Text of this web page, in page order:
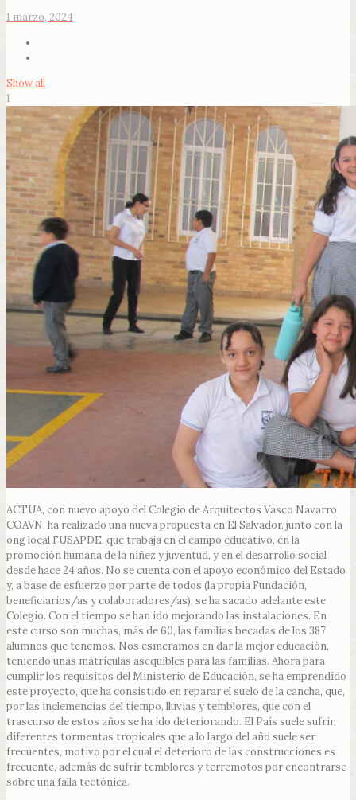
1 marzo, 2024
Show all
1
ACTUA, con nuevo apoyo del Colegio de Arquitectos Vasco Navarro
COAVN, ha realizado una nueva propuesta en El Salvador, junto con la
ong local FUSAPDE, que trabaja en el campo educativo, en la
promoción humana de la niñez y juventud, y en el desarrollo social
desde hace 24 años. No se cuenta con el apoyo económico del Estado
y, a base de esfuerzo por parte de todos (la propia Fundación,
beneficiarios/as y colaboradores/as), se ha sacado adelante este
Colegio. Con el tiempo se han ido mejorando las instalaciones. En
este curso son muchas, más de 60, las familias becadas de los 387
alumnos que tenemos. Nos esmeramos en dar la mejor educación,
teniendo unas matrículas asequibles para las familias. Ahora para
cumplir los requisitos del Ministerio de Educación, se ha emprendido
este proyecto, que ha consistido en reparar el suelo de la cancha, que,
por las inclemencias del tiempo, lluvias y temblores, que con el
trascurso de estos años se ha ido deteriorando. El País suele sufrir
diferentes tormentas tropicales que a lo largo del año suele ser
frecuentes, motivo por el cual el deterioro de las construcciones es
frecuente, además de sufrir temblores y terremotos por encontrarse
sobre una falla tectónica.